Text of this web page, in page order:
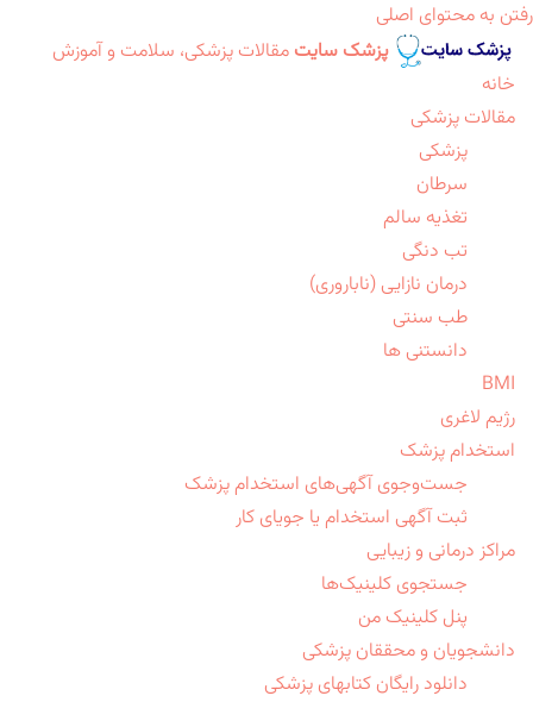
رفتن به محتوای اصلی
پزشک سایت مقالات پزشکی، سلامت و آموزش
خانه
مقالات پزشکی
پزشکی
سرطان
تغذیه سالم
تب دنگی
درمان نازایی (ناباروری)
طب سنتی
دانستنی ها
BMI
رژیم لاغری
استخدام پزشک
جست‌وجوی آگهی‌های استخدام پزشک
ثبت آگهی استخدام یا جویای کار
مراکز درمانی و زیبایی
جستجوی کلینیک‌ها
پنل کلینیک من
دانشجویان و محققان پزشکی
دانلود رایگان کتابهای پزشکی